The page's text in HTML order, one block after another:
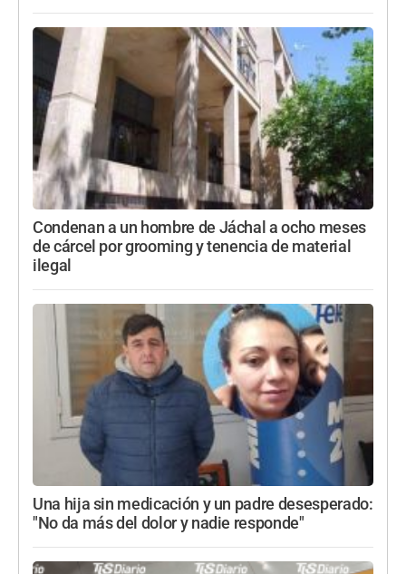
Condenan a un hombre de Jáchal a ocho meses
de cárcel por grooming y tenencia de material
ilegal
Una hija sin medicación y un padre desesperado:
"No da más del dolor y nadie responde"